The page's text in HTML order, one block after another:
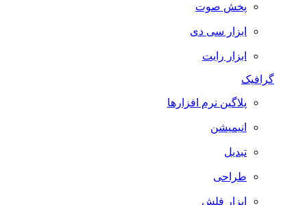
پخش صوت
ابزار سی دی
ابزار رایت
گرافیک
پلاگین نرم افزارها
انیمیشن
تبدیل
طراحی
ابزار فلش